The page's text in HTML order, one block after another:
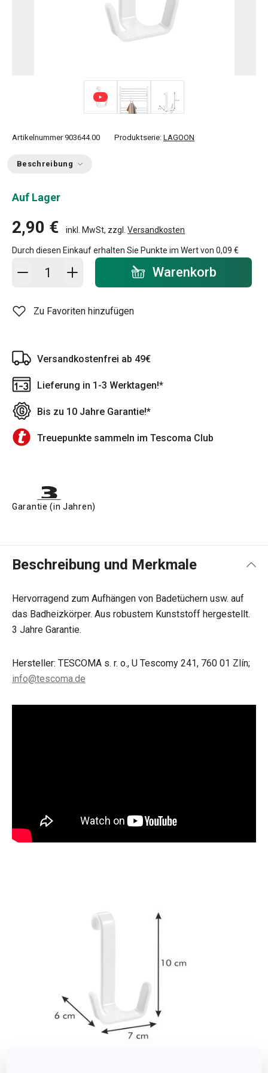
Artikelnummer 903644.00 Produktserie: LAGOON
Beschreibung
Auf Lager
2,90 € inkl. MwSt, zzgl. Versandkosten
Durch diesen Einkauf erhalten Sie Punkte im Wert von 0,09 €
In den Warenkorb - Menge Warenkorb
Zu Favoriten hinzufügen
Versandkostenfrei ab 49€
Lieferung in 1-3 Werktagen!*
Bis zu 10 Jahre Garantie!*
Treuepunkte sammeln im Tescoma Club
Garantie (in Jahren)
Beschreibung und Merkmale
Hervorragend zum Aufhängen von Badetüchern usw. auf
das Badheizkörper. Aus robustem Kunststoff hergestellt.
3 Jahre Garantie.
Hersteller: TESCOMA s. r. o., U Tescomy 241, 760 01 Zlín;
info@tescoma.de